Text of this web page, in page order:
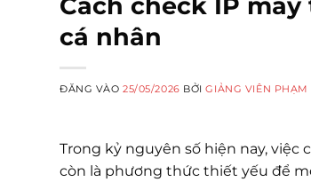
cá nhân
ĐĂNG VÀO25/05/2026 BỞIGIẢNG VIÊN PHẠM
Trong kỷ nguyên số hiện nay, việc
còn là phương thức thiết yếu để